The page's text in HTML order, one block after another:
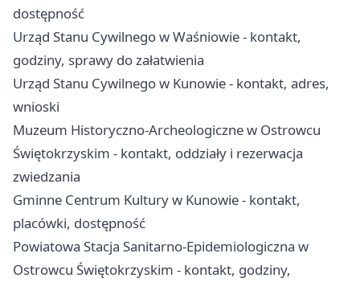
dostępność
Urząd Stanu Cywilnego w Waśniowie - kontakt,
godziny, sprawy do załatwienia
Urząd Stanu Cywilnego w Kunowie - kontakt, adres,
wnioski
Muzeum Historyczno-Archeologiczne w Ostrowcu
Świętokrzyskim - kontakt, oddziały i rezerwacja
zwiedzania
Gminne Centrum Kultury w Kunowie - kontakt,
placówki, dostępność
Powiatowa Stacja Sanitarno-Epidemiologiczna w
Ostrowcu Świętokrzyskim - kontakt, godziny,